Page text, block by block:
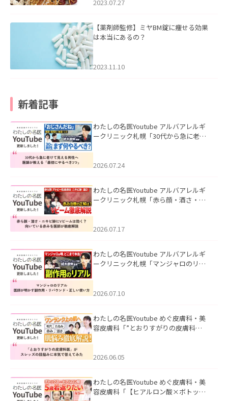
2023.07.27
【薬剤師監修】ミヤBM錠に痩せる効果
は本当にあるの？
2023.11.10
新着記事
わたしの名医Youtube アルバアレルギ
ークリニック札幌「30代から急に老け
た。
2026.07.24
わたしの名医Youtube アルバアレルギ
ークリニック札幌「赤ら顔・酒さ・ニ
した。
2026.07.17
わたしの名医Youtube アルバアレルギ
ークリニック札幌「マンジャロのリア
た。
2026.07.10
わたしの名医Youtube めぐ皮膚科・美
容皮膚科「”とおりすがりの皮膚科
2026.06.05
わたしの名医Youtube めぐ皮膚科・美
容皮膚科「【ヒアルロン酸×ボトック